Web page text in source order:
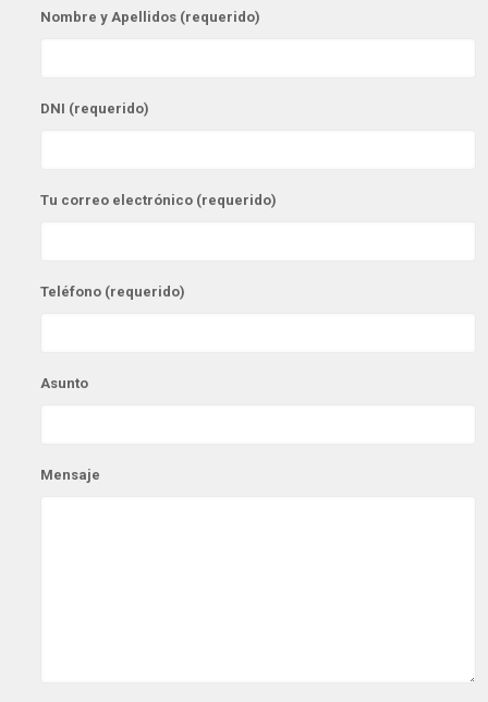
Nombre y Apellidos (requerido)
DNI (requerido)
Tu correo electrónico (requerido)
Teléfono (requerido)
Asunto
Mensaje